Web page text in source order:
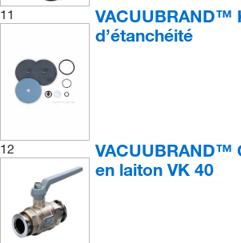
11
VACUUBRAND™
d’étanchéité
12
VACUUBRAND™
en laiton VK 40